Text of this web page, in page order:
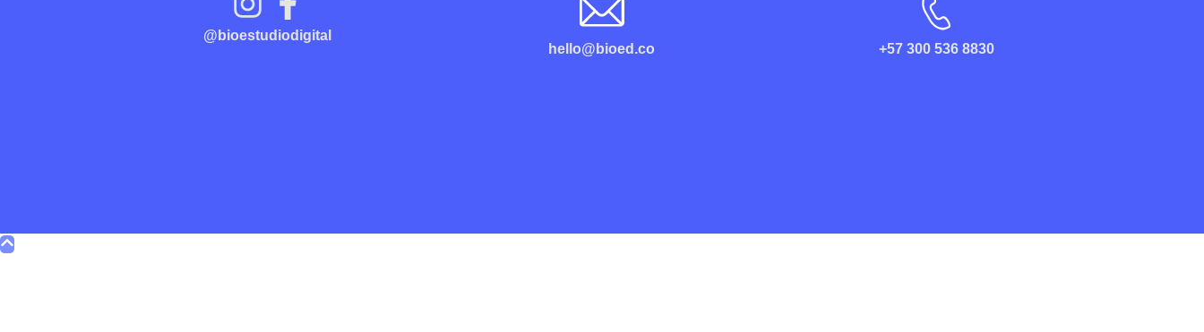
@bioestudiodigital
hello@bioed.co
+57 300 536 8830